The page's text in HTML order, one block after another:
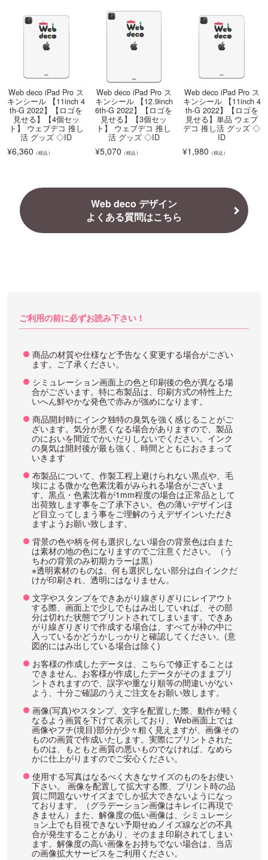
Web deco iPad Pro ス
キンシール 【11inch 4
th-G 2022】【ロゴを
見せる】【4個セッ
ト】 ウェブデコ 推し
活 グッズ ◇ID
¥6,360 （税込）
Web deco iPad Pro ス
キンシール 【12.9inch
6th-G 2022】【ロゴを
見せる】【3個セッ
ト】 ウェブデコ 推し
活 グッズ ◇ID
¥5,070 （税込）
Web deco iPad Pro ス
キンシール 【11inch 4
th-G 2022】【ロゴを
見せる】単品 ウェブ
デコ 推し活 グッズ ◇
ID
¥1,980 （税込）
Web deco デザイン
よくある質問はこちら
ご利用の前に必ずお読み下さい！
商品の材質や仕様など予告なく変更する場合がござい
ます。ご了承ください。
シミュレーション画面上の色と印刷後の色が異なる場
合がございます。特に布製品は、印刷方式の特性上た
いへん鮮やかな発色で赤みが強めになります。
商品開封時にインク独特の臭気を強く感じることがご
ざいます。気分が悪くなる場合がありますので、製品
のにおいを間近でかいだりしないでください。インク
の臭気は開封後が最も強く、時間とともにおさまって
いきます
布製品について、作製工程上避けられない黒点や、毛
埃による微かな色素沈着がみられる場合がございま
す。黒点・色素沈着が1mm程度の場合は正常品として
出荷致します事をご了承下さい。色の薄いデザインほ
ど目立ってしまう事をご理解のうえデザインいただき
ますようお願い致します。
背景の色や柄を何も選択しない場合の背景色は白また
は素材の地の色になりますのでご注意ください。（う
ちわの背景のみ初期カラーは黒）
※透明素材のものは、何も選択しない部分は白インクだ
けが印刷され、透明にはなりません。
文字やスタンプをできあがり線ぎりぎりにレイアウト
する際、画面上で少しでもはみ出していれば、その部
分は切れた状態でプリントされてしまいます。できあ
がり線ぎりぎりで作成する場合は、すべてが枠の中に
入っているかどうかしっかりと確認してください。(意
図的にはみ出している場合は除く)
お客様の作成したデータは、こちらで修正することは
できません。お客様が作成したデータがそのままプリ
ントされますので、誤字や重なり順等の間違いがない
よう、十分ご確認のうえご注文をお願い致します。
画像(写真)やスタンプ、文字を配置した際、動作が軽く
なるよう画質を下げて表示しており、Web画面上では
画像やフチ(境目)部分が少々粗く見えますが、画像その
ものの画質で作成いたします。実際にプリントされた
ものは、もともと画質の悪いものでなければ、なめら
かに仕上がりますのでご安心ください。
使用する写真はなるべく大きなサイズのものをお使い
下さい。 画像を配置して拡大する際、プリント時の品
質に問題ないサイズまでしか拡大できないようになっ
ております。（グラデーション画像はキレイに再現で
きません）また、解像度の低い画像は、シミュレーシ
ョン上でも目視できない予期せぬノイズ線などの不具
合が発生することがあり、そのまま印刷されてしまい
ます。解像度の高い画像をお持ちでない場合は、当店
の画像拡大サービスをご利用ください。